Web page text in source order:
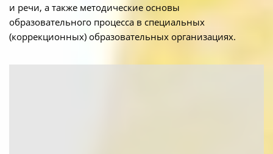
и речи, а также методические основы
образовательного процесса в специальных
(коррекционных) образовательных организациях.